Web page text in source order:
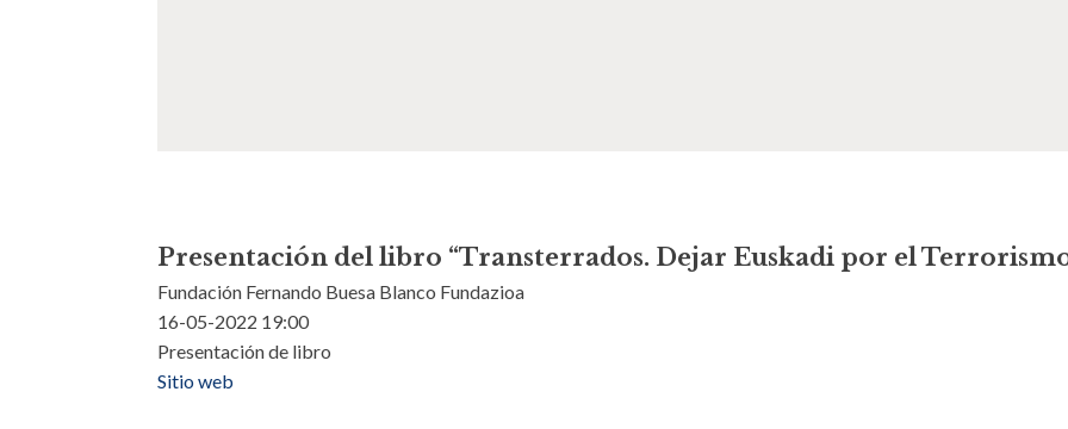
Presentación del libro “Transterrados. Dejar Euskadi por el
Fundación Fernando Buesa Blanco Fundazioa
16-05-2022 19:00
Presentación de libro
Sitio web